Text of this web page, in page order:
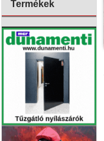
Termékek